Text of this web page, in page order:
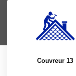
Couvreur 13